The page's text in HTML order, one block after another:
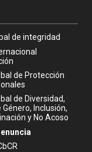
de integridad
de Protección
de Diversidad,
Género, Inclusión,
y No Acoso